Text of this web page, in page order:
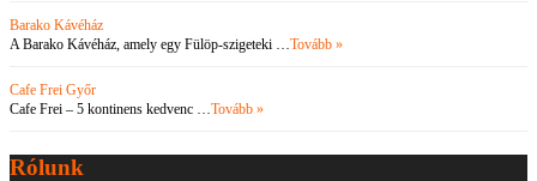
Barako Kávéház
A Barako Kávéház, amely egy Fülöp-szigeteki …Tovább »
Cafe Frei Győr
Cafe Frei – 5 kontinens kedvenc …Tovább »
Rólunk